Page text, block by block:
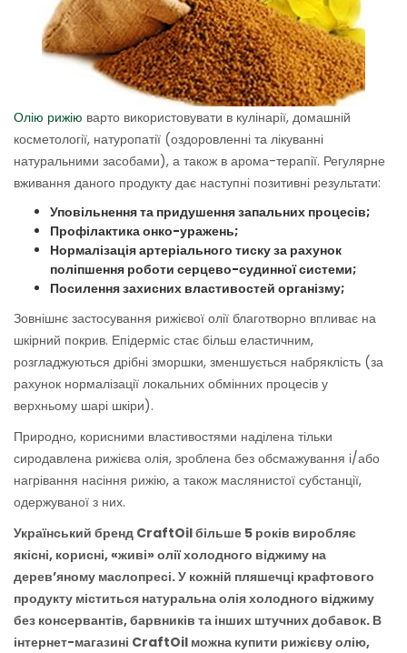
Олію рижію варто використовувати в кулінарії, домашній
косметології, натуропатії (оздоровленні та лікуванні
натуральними засобами), а також в арома-терапії. Регулярне
вживання даного продукту дає наступні позитивні результати:
Уповільненнята придушення запальних процесів;
Профілактика онко-уражень;
Нормалізація артеріального тиску за рахунок
поліпшення роботи серцево-судинної системи;
Посилення захисних властивостей організму;
Зовнішнє застосування рижієвої олії благотворно впливає на
шкірний покрив. Епідерміс стає більш еластичним,
розгладжуються дрібні зморшки, зменшується набряклість (за
рахунок нормалізації локальних обмінних процесів у
верхньому шарі шкіри).
Природно, корисними властивостями наділена тільки
сиродавлена рижієва олія, зроблена без обсмажування і/або
нагрівання насіння рижію, а також маслянистої субстанції,
одержуваної з них.
Український бренд CraftOil більше 5 років виробляє
якісні, корисні, «живі» олії холодного віджиму на
дерев’яному маслопресі. У кожній пляшечці крафтового
продукту міститься натуральна олія холодного віджиму
без консервантів, барвників та інших штучних добавок. В
інтернет-магазині CraftOil можна купити рижієву олію,